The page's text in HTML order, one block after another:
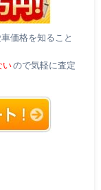
価格を知ること
いので気軽に査定